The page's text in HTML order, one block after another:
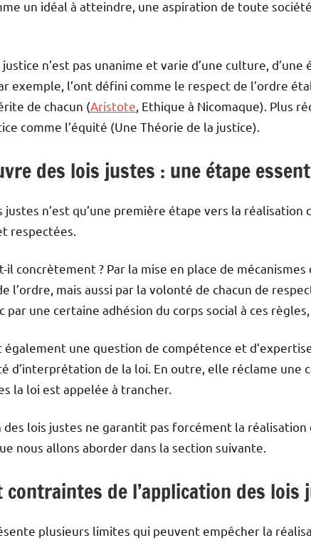
un idéal à atteindre, une aspiration de toute
n’est pas unanime et varie d’une culture, d’une
exemple, l’ont défini comme le respect de l’ordre
de chacun (Aristote, Ethique à Nicomaque). Plus
comme l’équité (Une Théorie de la justice).
des lois justes : une étape
n’est qu’une première étape vers la réalisation
respectées.
concrètement ? Par la mise en place de mécanismes
l’ordre, mais aussi par la volonté de chacun de
par une certaine adhésion du corps social à ces
également une question de compétence et
d’interprétation de la loi. En outre, elle réclame une
la loi est appelée à trancher.
des lois justes ne garantit pas forcément la réalisation
nous allons aborder dans la section suivante.
de l’application des lois
plusieurs limites qui peuvent empêcher la